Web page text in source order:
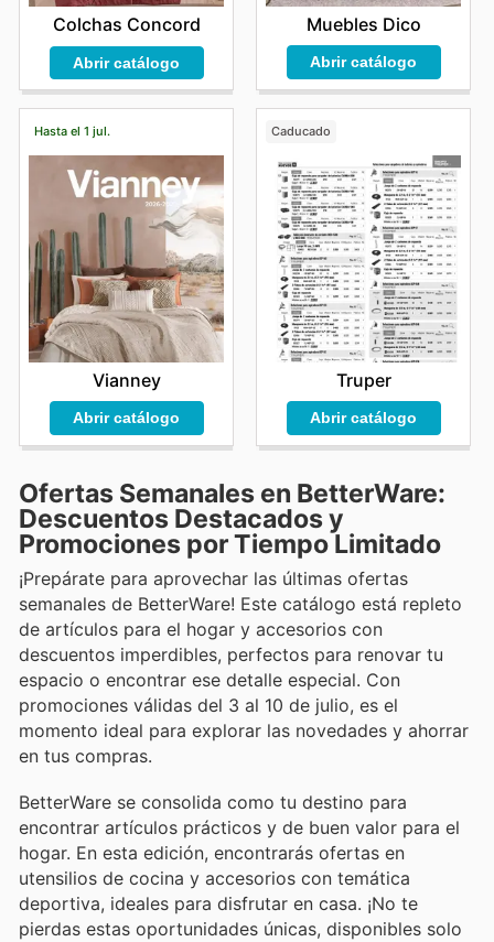
Colchas Concord
Abrir catálogo
Muebles Dico
Abrir catálogo
Hasta el 1 jul.
Vianney
Abrir catálogo
Caducado
Truper
Abrir catálogo
Ofertas Semanales en BetterWare:
Descuentos Destacados y
Promociones por Tiempo Limitado
¡Prepárate para aprovechar las últimas ofertas
semanales de BetterWare! Este catálogo está repleto
de artículos para el hogar y accesorios con
descuentos imperdibles, perfectos para renovar tu
espacio o encontrar ese detalle especial. Con
promociones válidas del 3 al 10 de julio, es el
momento ideal para explorar las novedades y ahorrar
en tus compras.
BetterWare se consolida como tu destino para
encontrar artículos prácticos y de buen valor para el
hogar. En esta edición, encontrarás ofertas en
utensilios de cocina y accesorios con temática
deportiva, ideales para disfrutar en casa. ¡No te
pierdas estas oportunidades únicas, disponibles solo